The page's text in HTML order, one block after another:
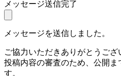
メッセージ送信完了
メッセージを送信しました。
ご協力いただきありがとうござ
投稿内容の審査のため、公開ま
す。